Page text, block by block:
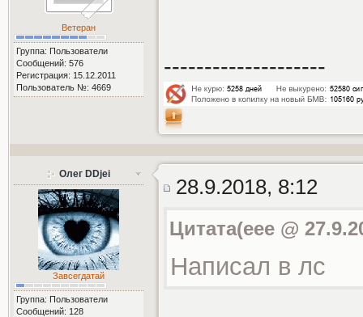
Ветеран
Группа: Пользователи
Сообщений: 576
Регистрация: 15.12.2011
Пользователь №: 4669
--------------------
Олег DDjei
Завсегдатай
Группа: Пользователи
Сообщений: 128
28.9.2018, 8:12
Цитата(еее @
Написал в лс